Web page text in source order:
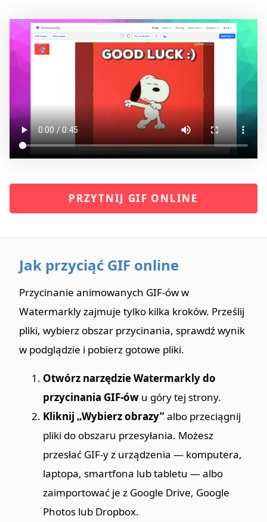
PRZYTNIJ GIF ONLINE
Jak przyciąć GIF online
Przycinanie animowanych GIF-ów w
Watermarkly zajmuje tylko kilka kroków. Prześlij
pliki, wybierz obszar przycinania, sprawdź wynik
w podglądzie i pobierz gotowe pliki.
Otwórz narzędzie Watermarkly do
przycinania GIF-ów u góry tej strony.
Kliknij „Wybierz obrazy”albo przeciągnij
pliki do obszaru przesyłania. Możesz
przesłać GIF-y z urządzenia — komputera,
laptopa, smartfona lub tabletu — albo
zaimportować je z Google Drive, Google
Photos lub Dropbox.